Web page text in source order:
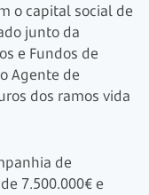
o capital social de
junto da
e Fundos de
Agente de
dos ramos vida
de
7.500.000€e